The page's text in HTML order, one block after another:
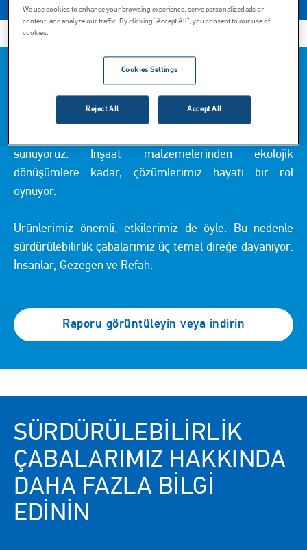
Carmeuse'un sürdürülebilirlik yolculuğunun merkezine
hoş geldiniz. Carmeuse'da, mineralleri çıkarmak ve
sunuyoruz. İnşaat malzemelerinden ekolojik
dönüşümlere kadar, çözümlerimiz hayati bir rol
oynuyor.
Ürünlerimiz önemli, etkilerimiz de öyle. Bu nedenle
sürdürülebilirlik çabalarımız üç temel direğe dayanıyor:
İnsanlar, Gezegen ve Refah.
Raporu görüntüleyin veya indirin
SÜRDÜRÜLEBILIRLIK
ÇABALARIMIZ HAKKINDA
DAHA FAZLA BILGI
EDININ
We use cookies to enhance your browsing experience, serve personalized ads or
content, and analyze our traffic. By clicking “Accept All”, you consent to our use of
cookies.
Cookies Settings
Reject All Accept All